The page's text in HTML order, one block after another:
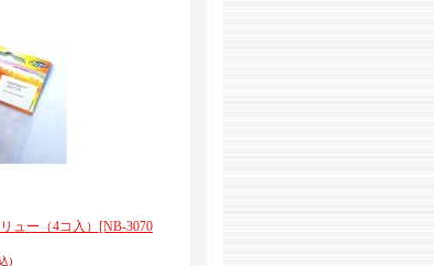
ュー（4コ入） [NB-3070
)